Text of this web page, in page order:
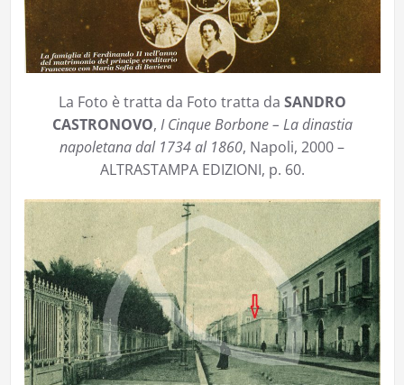
La Foto è tratta da Foto tratta da SANDRO
CASTRONOVO, I Cinque Borbone – La dinastia
napoletana dal 1734 al 1860, Napoli, 2000 –
ALTRASTAMPA EDIZIONI, p. 60.